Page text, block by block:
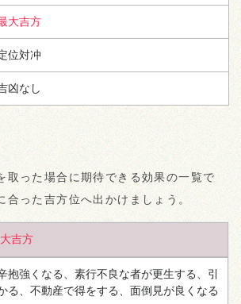
大吉方
位対冲
凶なし
取った場合に期待できる効果の一覧で
合った吉方位へ出かけましょう。
吉方
抱強くなる、素行不良な者が更生する、引
る、不動産で得をする、面倒見が良くなる